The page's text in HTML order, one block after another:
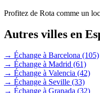
Profitez de Rota comme un
Autres villes en
→ Échange à Barcelona (105)
→ Échange à Madrid (61)
→ Échange à Valencia (42)
→ Échange à Seville (33)
→ Échange à Granada (32)